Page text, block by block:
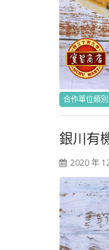
合作單位類別
銀川有
2020 年